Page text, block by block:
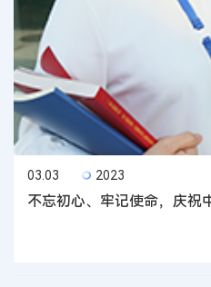
03.03 2023
不忘初心、牢记使命，庆祝